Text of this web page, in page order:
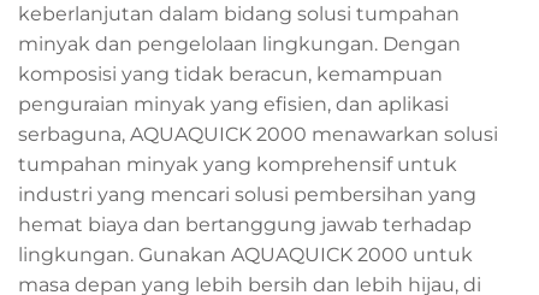
keberlanjutan dalam bidang solusi tumpahan
minyak dan pengelolaan lingkungan. Dengan
komposisi yang tidak beracun, kemampuan
penguraian minyak yang efisien, dan aplikasi
serbaguna, AQUAQUICK 2000 menawarkan solusi
tumpahan minyak yang komprehensif untuk
industri yang mencari solusi pembersihan yang
hemat biaya dan bertanggung jawab terhadap
lingkungan. Gunakan AQUAQUICK 2000 untuk
masa depan yang lebih bersih dan lebih hijau, di